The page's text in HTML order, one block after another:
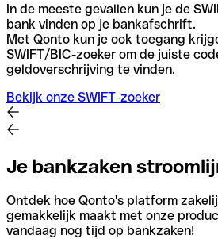
In de meeste gevallen kun je de
bank vinden op je bankafschrift.
Met Qonto kun je ook toegang
SWIFT/BIC-zoeker om de juiste
geldoverschrijving te vinden.
Bekijk onze SWIFT-zoeker
Je bankzaken
Ontdek hoe Qonto's platform
gemakkelijk maakt met onze
vandaag nog tijd op bankzaken!